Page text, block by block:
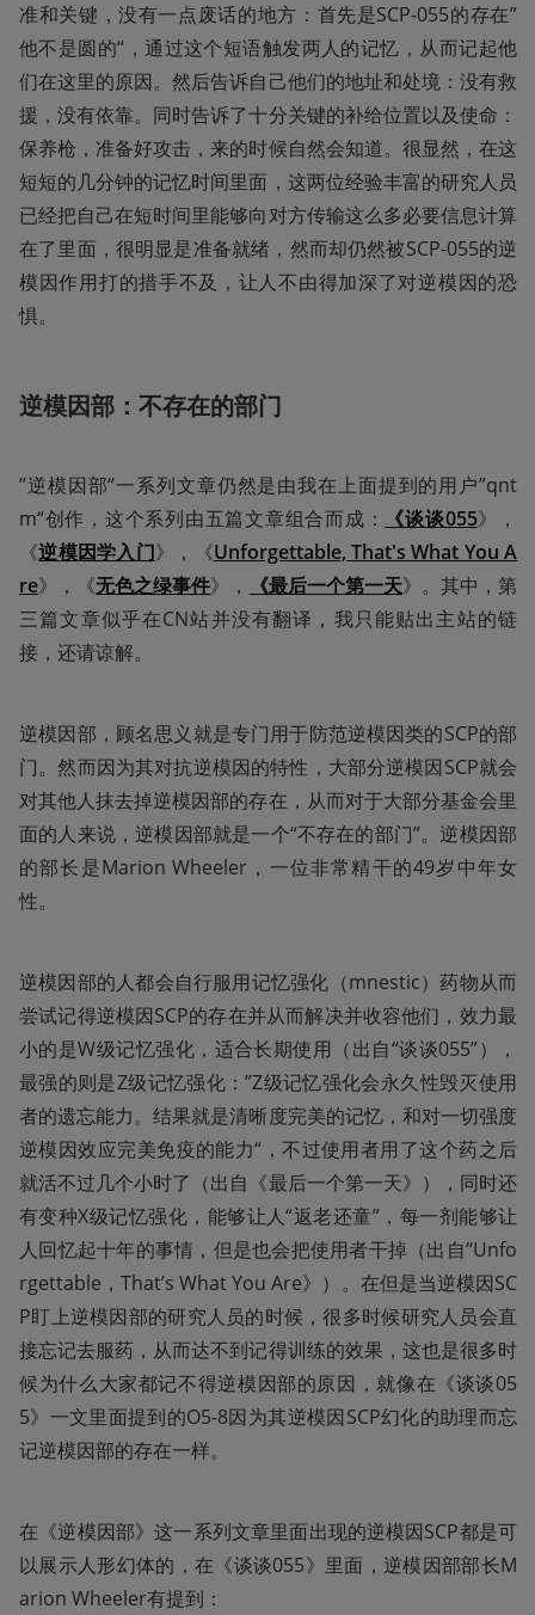
准和关键，没有一点废话的地方：首先是SCP-055的存在”
他不是圆的“，通过这个短语触发两人的记忆，从而记起他
们在这里的原因。然后告诉自己他们的地址和处境：没有救
援，没有依靠。同时告诉了十分关键的补给位置以及使命：
保养枪，准备好攻击，来的时候自然会知道。很显然，在这
短短的几分钟的记忆时间里面，这两位经验丰富的研究人员
已经把自己在短时间里能够向对方传输这么多必要信息计算
在了里面，很明显是准备就绪，然而却仍然被SCP-055的逆
模因作用打的措手不及，让人不由得加深了对逆模因的恐
惧。
逆模因部：不存在的部门
”逆模因部“一系列文章仍然是由我在上面提到的用户”qnt
m“创作，这个系列由五篇文章组合而成：
《谈谈055》，
《逆模因学入门》，《Unforgettable, That's What You A
re》，《无色之绿事件》， 《最后一个第一天》。其中，第
三篇文章似乎在CN站并没有翻译，我只能贴出主站的链
接，还请谅解。
逆模因部，顾名思义就是专门用于防范逆模因类的SCP的部
门。然而因为其对抗逆模因的特性，大部分逆模因SCP就会
对其他人抹去掉逆模因部的存在，从而对于大部分基金会里
面的人来说，逆模因部就是一个“不存在的部门”。逆模因部
的部长是Marion Wheeler，一位非常精干的49岁中年女
性。
逆模因部的人都会自行服用记忆强化（mnestic）药物从而
尝试记得逆模因SCP的存在并从而解决并收容他们，效力最
小的是W级记忆强化，适合长期使用（出自“谈谈055”），
最强的则是Z级记忆强化：”Z级记忆强化会永久性毁灭使用
者的遗忘能力。结果就是清晰度完美的记忆，和对一切强度
逆模因效应完美免疫的能力“，不过使用者用了这个药之后
就活不过几个小时了（出自《最后一个第一天》），同时还
有变种X级记忆强化，能够让人“返老还童”，每一剂能够让
人回忆起十年的事情，但是也会把使用者干掉（出自“Unfo
rgettable，That’s What You Are》）。在但是当逆模因SC
P盯上逆模因部的研究人员的时候，很多时候研究人员会直
接忘记去服药，从而达不到记得训练的效果，这也是很多时
候为什么大家都记不得逆模因部的原因，就像在《谈谈05
5》一文里面提到的O5-8因为其逆模因SCP幻化的助理而忘
记逆模因部的存在一样。
在《逆模因部》这一系列文章里面出现的逆模因SCP都是可
以展示人形幻体的，在《谈谈055》里面，逆模因部部长M
arion Wheeler有提到：